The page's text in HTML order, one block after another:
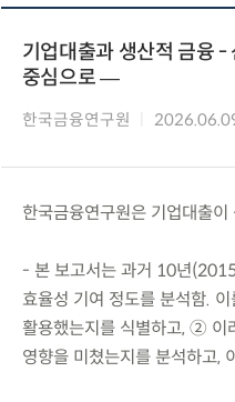
기업대출과 생산적 금융 -
중심으로 ―
한국금융연구원
한국금융연구원은 기업대출
- 본 보고서는 과거 10년
효율성 기여 정도를 분석함.
활용했는지를 식별하고, ② 이
영향을 미쳤는지를 분석하고,